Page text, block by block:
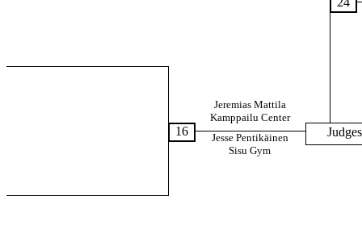
16
Jeremias Mattila
Kamppailu Center
Jesse Pentikäinen
Sisu Gym